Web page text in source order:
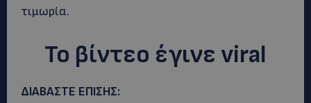
τιμωρία.
Το βίντεο έγινε viral
ΔΙΑΒΑΣΤΕ ΕΠΙΣΗΣ: